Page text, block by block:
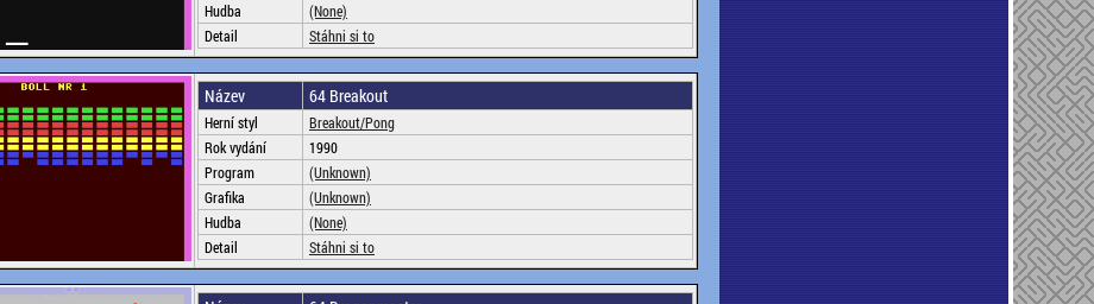
Hudba
(None)
Detail
Stáhni si to
Název 64 Breakout
Herní styl
Breakout/Pong
Rok vydání
1990
Program
(Unknown)
Grafika
(Unknown)
Hudba
(None)
Detail
Stáhni si to